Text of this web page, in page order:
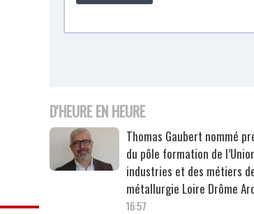
D'HEURE EN HEURE
Thomas Gaubert nommé
du pôle formation de
industries et des métiers
métallurgie Loire Drôme
16:57